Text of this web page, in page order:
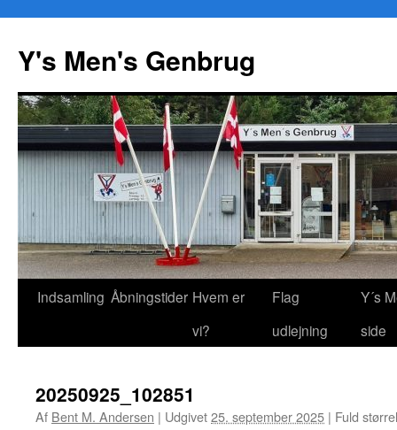
Y's Men's Genbrug
Hop
Indsamling Åbningstider Hvem er
vi?
Flag
udlejning
Y´s
side
20250925_102851
Af Bent M. Andersen | Udgivet25. september 2025 | Fuld